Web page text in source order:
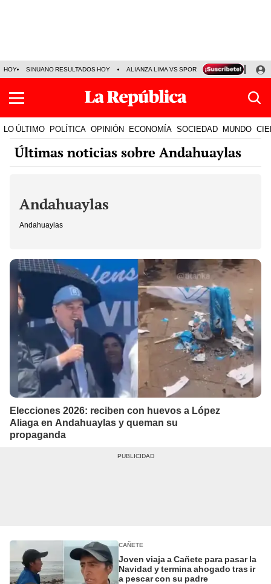
HOY SINUANO RESULTADOS HOY ALIANZA LIMA VS SPORT BOYS JORGE
LO ÚLTIMO POLÍTICA OPINIÓN ECONOMÍA SOCIEDAD MUNDO
Últimas noticias sobre Andahuaylas
Andahuaylas
Andahuaylas
Elecciones 2026: reciben con huevos a López
Aliaga en Andahuaylas y queman su
propaganda
CAÑETE
Joven viaja a Cañete para pasar la
Navidad y termina ahogado tras ir
a pescar con su padre